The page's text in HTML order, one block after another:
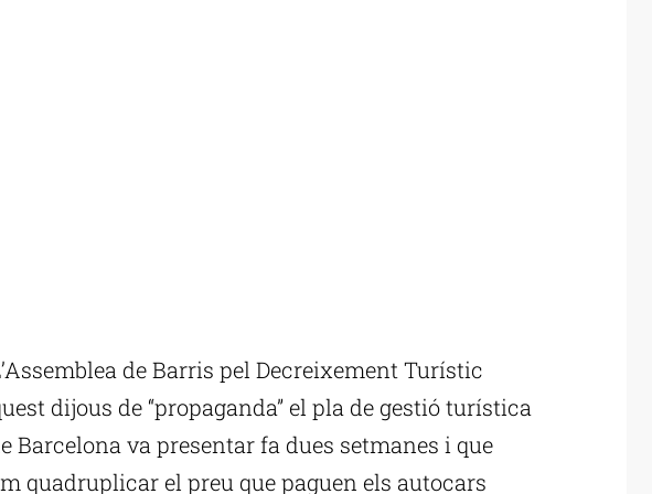
de Barris pel Decreixement Turístic
dijous de “propaganda” el pla de gestió turística
Barcelona va presentar fa dues setmanes i que
quadruplicar el preu que paguen els autocars